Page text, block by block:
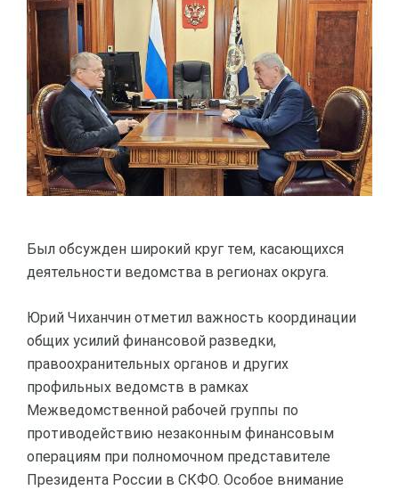
Был обсужден широкий круг тем, касающихся
деятельности ведомства в регионах округа.
Юрий Чиханчин отметил важность координации
общих усилий финансовой разведки,
правоохранительных органов и других
профильных ведомств в рамках
Межведомственной рабочей группы по
противодействию незаконным финансовым
операциям при полномочном представителе
Президента России в СКФО. Особое внимание